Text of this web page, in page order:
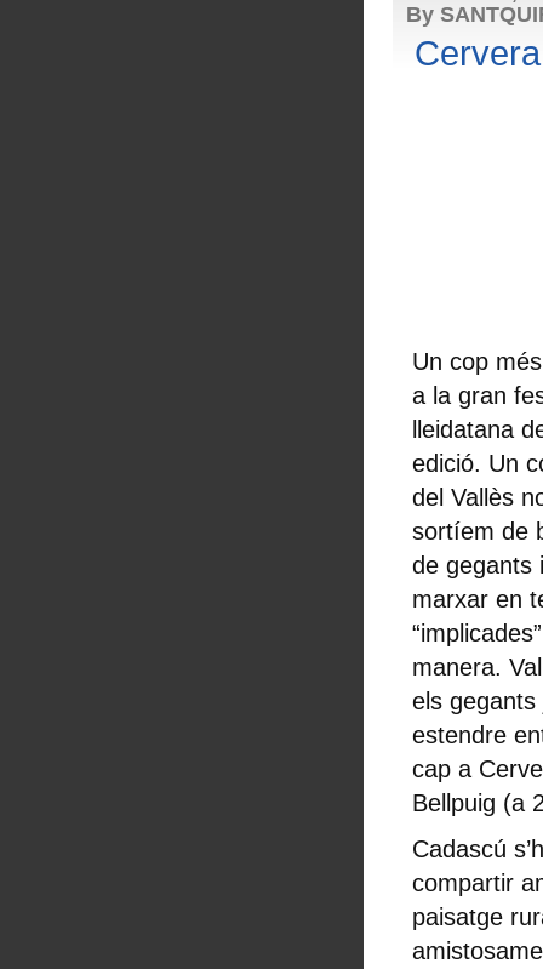
By
Un cop
a la gran
lleidatana
edició. Un
del Vallès
sortíem de
de gegants
marxar en
manera.
els gegants
estendre
cap a
Bellpuig (a
Cadascú
compartir
paisatge